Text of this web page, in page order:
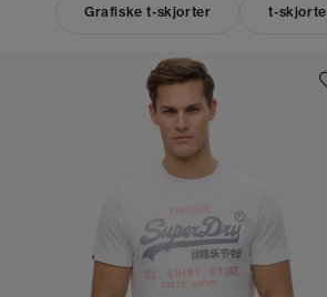
Grafiske t-skjorter t-skjorte